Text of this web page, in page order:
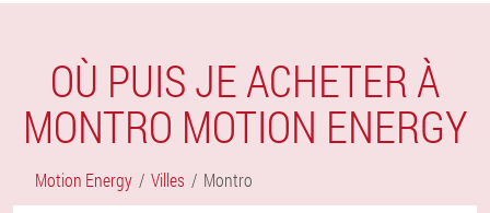
OÙ PUIS JE ACHETER À
MONTRO MOTION ENERGY
Motion Energy Villes Montro